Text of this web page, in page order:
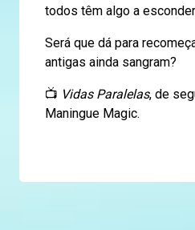
todos têm algo a
Será que dá para
antigas ainda sangram?
📺 Vidas Paralelas, de
Maningue Magic.